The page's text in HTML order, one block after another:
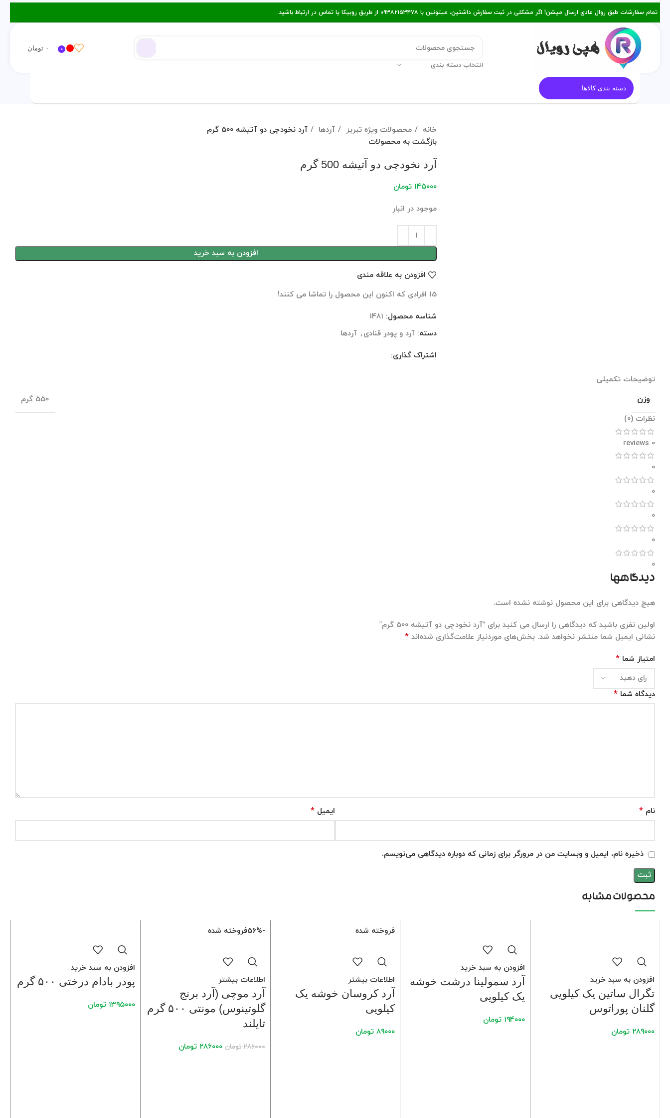
تمام سفارشات طبق روال عادی ارسال میشن! اگر مشکلی در ثبت سفارش داشتین، میتونین با ۰۹۳۸۲۱۵۳۴۷۸ از طریق روبیکا یا تماس در ارتباط باشید.
انتخاب دسته بندی
0 ۰ تومان
دسته بندی کالاها
خانه محصولات ویژه تبریز آردها
آرد نخودچی دو آتیشه 500 گرم
بازگشت به محصولات
آرد نخودچی دو آتیشه 500 گرم
۱۴۵۰۰۰ تومان
موجود در انبار
افزودن به سبد خرید
افزودن به علاقه مندی
15 افرادی که اکنون این محصول را تماشا می کنند!
شناسه محصول: 1481
دسته: آرد و پودر قنادی, آردها
اشتراک گذاری:
توضیحات تکمیلی
وزن
550 گرم
نظرات (0)
0 reviews
0
0
0
0
0
دیدگاهها
هیچ دیدگاهی برای این محصول نوشته نشده است.
اولین نفری باشید که دیدگاهی را ارسال می کنید برای “آرد نخودچی دو آتیشه 500 گرم”
نشانی ایمیل شما منتشر نخواهد شد. بخش‌های موردنیاز علامت‌گذاری شده‌اند *
امتیاز شما *
دیدگاه شما *
نام * ایمیل *
ذخیره نام، ایمیل و وبسایت من در مرورگر برای زمانی که دوباره دیدگاهی می‌نویسم.
محصولات مشابه
افزودن به سبد خرید
تگرال ساتین یک کیلویی
گلنان پوراتوس
۲۸۹۰۰۰ تومان
افزودن به سبد خرید
آرد سمولینا درشت خوشه
یک کیلویی
۱۹۴۰۰۰ تومان
فروخته شده
اطلاعات بیشتر
آرد کروسان خوشه یک
کیلویی
۸۹۰۰۰ تومان
-56% فروخته شده
اطلاعات بیشتر
آرد موچی (آرد برنج
گلوتینوس) مونتی ۵۰۰ گرم
تایلند
۲۸۶۰۰۰ تومان ۲۸۶۰۰۰ تومان
افزودن به سبد خرید
پودر بادام درختی ۵۰۰ گرم
۱۳۹۵۰۰۰ تومان